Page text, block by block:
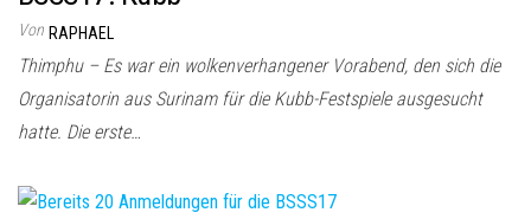
Von RAPHAEL
Thimphu – Es war ein wolkenverhangener Vorabend, den sich die
Organisatorin aus Surinam für die Kubb-Festspiele ausgesucht
hatte. Die erste…